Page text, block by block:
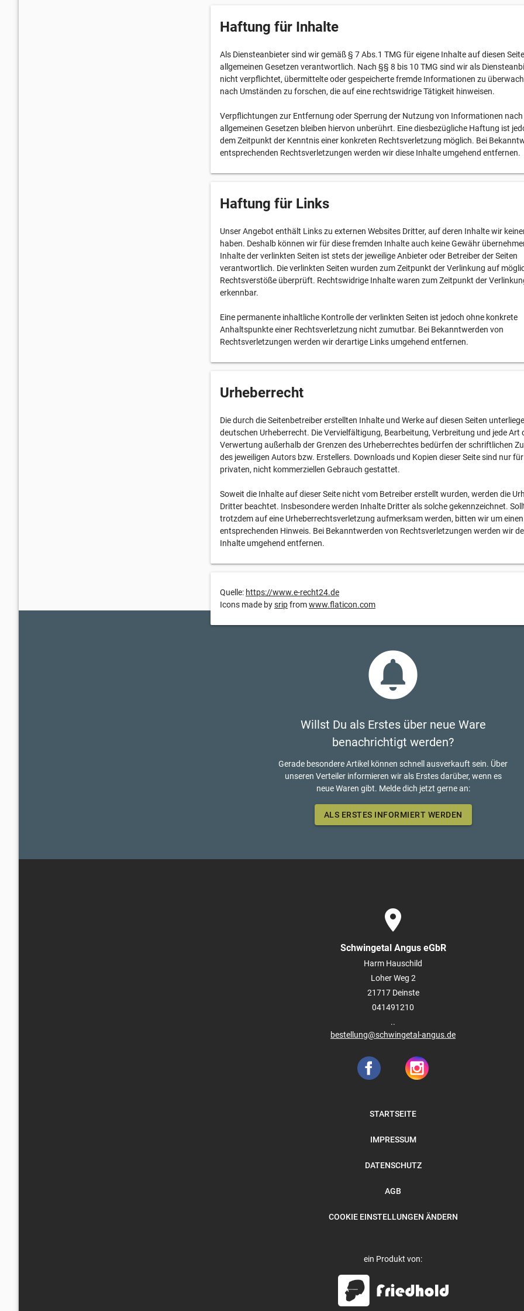
Haftung für Inhalte
Als Diensteanbieter sind wir gemäß § 7 Abs.1 TMG für eigene Inhalte auf diesen
allgemeinen Gesetzen verantwortlich. Nach §§ 8 bis 10 TMG sind wir als
nicht verpflichtet, übermittelte oder gespeicherte fremde Informationen zu
nach Umständen zu forschen, die auf eine rechtswidrige Tätigkeit hinweisen.
Verpflichtungen zur Entfernung oder Sperrung der Nutzung von Informationen nach
allgemeinen Gesetzen bleiben hiervon unberührt. Eine diesbezügliche Haftung ist
dem Zeitpunkt der Kenntnis einer konkreten Rechtsverletzung möglich. Bei
entsprechenden Rechtsverletzungen werden wir diese Inhalte umgehend entfernen.
Haftung für Links
Unser Angebot enthält Links zu externen Websites Dritter, auf deren Inhalte wir
haben. Deshalb können wir für diese fremden Inhalte auch keine Gewähr
Inhalte der verlinkten Seiten ist stets der jeweilige Anbieter oder Betreiber der Seiten
verantwortlich. Die verlinkten Seiten wurden zum Zeitpunkt der Verlinkung auf
Rechtsverstöße überprüft. Rechtswidrige Inhalte waren zum Zeitpunkt der
erkennbar.
Eine permanente inhaltliche Kontrolle der verlinkten Seiten ist jedoch ohne konkrete
Anhaltspunkte einer Rechtsverletzung nicht zumutbar. Bei Bekanntwerden von
Rechtsverletzungen werden wir derartige Links umgehend entfernen.
Urheberrecht
Die durch die Seitenbetreiber erstellten Inhalte und Werke auf diesen Seiten
deutschen Urheberrecht. Die Vervielfältigung, Bearbeitung, Verbreitung und jede Art
Verwertung außerhalb der Grenzen des Urheberrechtes bedürfen der schriftlichen
des jeweiligen Autors bzw. Erstellers. Downloads und Kopien dieser Seite sind nur
privaten, nicht kommerziellen Gebrauch gestattet.
Soweit die Inhalte auf dieser Seite nicht vom Betreiber erstellt wurden, werden die
Dritter beachtet. Insbesondere werden Inhalte Dritter als solche gekennzeichnet.
trotzdem auf eine Urheberrechtsverletzung aufmerksam werden, bitten wir um einen
entsprechenden Hinweis. Bei Bekanntwerden von Rechtsverletzungen werden wir
Inhalte umgehend entfernen.
Quelle: https://www.e-recht24.de
Icons made bysripfromwww.flaticon.com
circle_notifications
Willst Du als Erstes über neue Ware
benachrichtigt werden?
Gerade besondere Artikel können schnell ausverkauft sein. Über
unseren Verteiler informieren wir als Erstes darüber, wenn es
neue Waren gibt. Melde dich jetzt gerne an:
ALS ERSTES INFORMIERT WERDEN
place
Schwingetal Angus eGbR
Harm Hauschild
Loher Weg 2
21717 Deinste
041491210
..
bestellung@schwingetal-angus.de
STARTSEITE
IMPRESSUM
DATENSCHUTZ
AGB
COOKIE EINSTELLUNGEN ÄNDERN
ein Produkt von: